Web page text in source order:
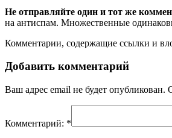
Не отправляйте один и тот же
на антиспам. Множественные
Комментарии, содержащие ссылки и
Добавить комментарий
Ваш адрес email не будет опубликован.
Комментарий: *